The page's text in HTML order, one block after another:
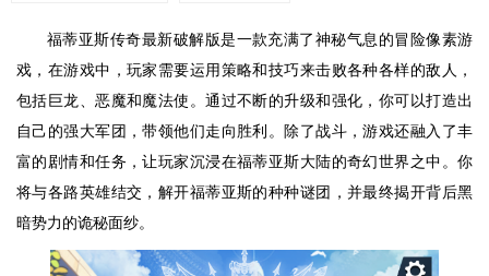
福蒂亚斯传奇最新破解版是一款充满了神秘气息的冒险像素游
戏，在游戏中，玩家需要运用策略和技巧来击败各种各样的敌人，
包括巨龙、恶魔和魔法使。通过不断的升级和强化，你可以打造出
自己的强大军团，带领他们走向胜利。除了战斗，游戏还融入了丰
富的剧情和任务，让玩家沉浸在福蒂亚斯大陆的奇幻世界之中。你
将与各路英雄结交，解开福蒂亚斯的种种谜团，并最终揭开背后黑
暗势力的诡秘面纱。